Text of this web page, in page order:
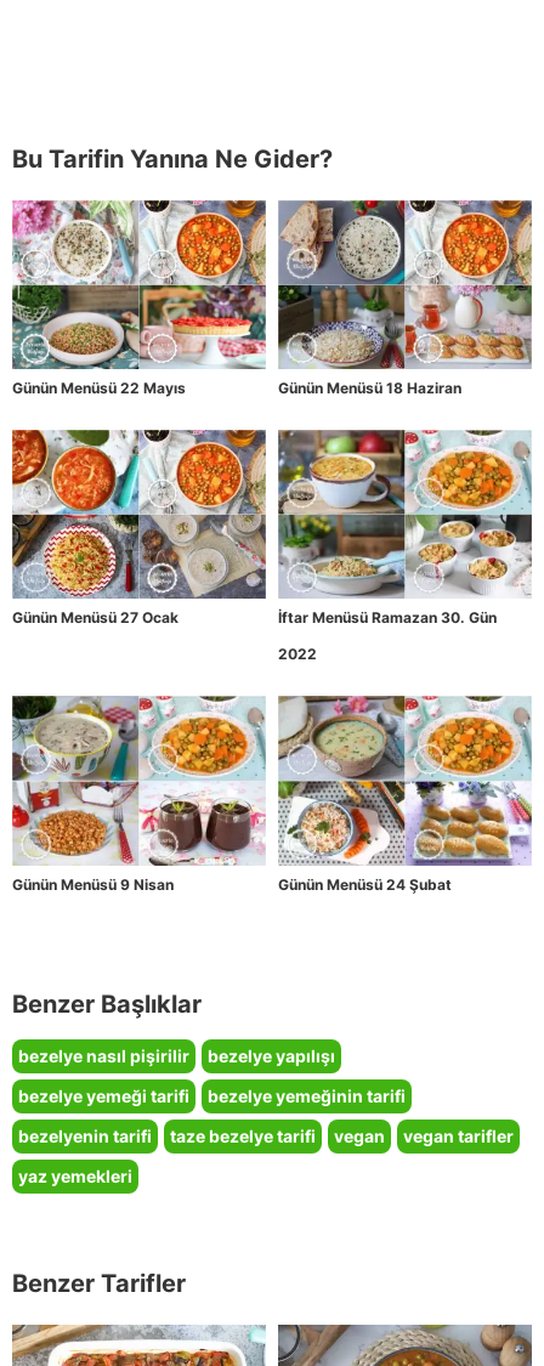
Bu Tarifin Yanına Ne Gider?
Günün Menüsü 22 Mayıs Günün Menüsü 18 Haziran
Günün Menüsü 27 Ocak
İftar Menüsü Ramazan 30. Gün
2022
Günün Menüsü 9 Nisan Günün Menüsü 24 Şubat
Benzer Başlıklar
bezelye nasıl pişirilir
bezelye yapılışı
bezelye yemeği tarifi
bezelye yemeğinin tarifi
bezelyenin tarifi
taze bezelye tarifi vegan
vegan tarifler
yaz yemekleri
Benzer Tarifler